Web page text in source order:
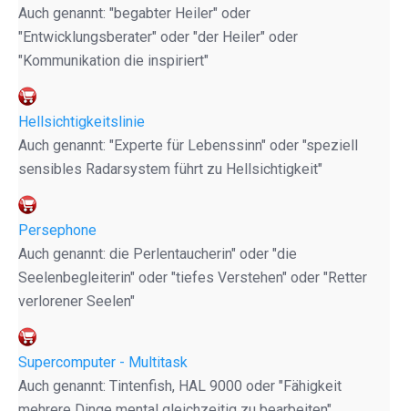
Auch genannt: "begabter Heiler" oder
"Entwicklungsberater" oder "der Heiler" oder
"Kommunikation die inspiriert"
Hellsichtigkeitslinie
Auch genannt: "Experte für Lebenssinn" oder "speziell
sensibles Radarsystem führt zu Hellsichtigkeit"
Persephone
Auch genannt: die Perlentaucherin" oder "die
Seelenbegleiterin" oder "tiefes Verstehen" oder "Retter
verlorener Seelen"
Supercomputer - Multitask
Auch genannt: Tintenfish, HAL 9000 oder "Fähigkeit